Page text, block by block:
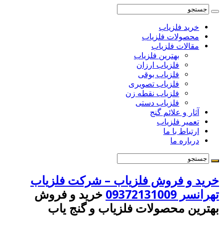
خرید فلزیاب
محصولات فلزیاب
مقالات فلزیاب
بهترین فلزیاب
فلزیاب ارزان
فلزیاب بوقی
فلزیاب تصویری
فلزیاب نقطه زن
فلزیاب دستی
آثار و علائم گنج
تعمیر فلزیاب
ارتباط با ما
درباره ما
خرید و فروش فلزیاب – شرکت فلزیاب
تهرانسر 09372131009
خرید و فروش
بهترین محصولات فلزیاب و گنج یاب